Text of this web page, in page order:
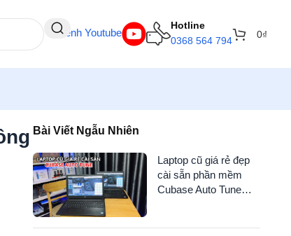
Kênh Youtube
Hotline
0368 564 794
0₫
Bài Viết Ngẫu Nhiên
Laptop cũ giá rẻ đẹp
cài sẵn phần mềm
Cubase Auto Tune